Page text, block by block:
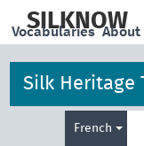
main
SILKNOW
Vocabularies About
Silk Heritage
French